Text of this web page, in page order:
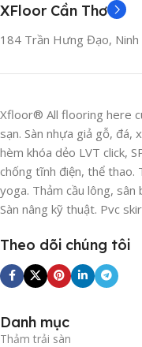
XFloor Cần Thơ
184 Trần Hưng Đạo, Ninh
Xfloor® All flooring here
sạn. Sàn nhựa giả gỗ, đá,
hèm khóa dẻo LVT click,
chống tĩnh điện, thể thao.
yoga. Thảm cầu lông, sân
Sàn nâng kỹ thuật. Pvc
Theo dõi chúng tôi
Danh mục
Thảm trải sàn